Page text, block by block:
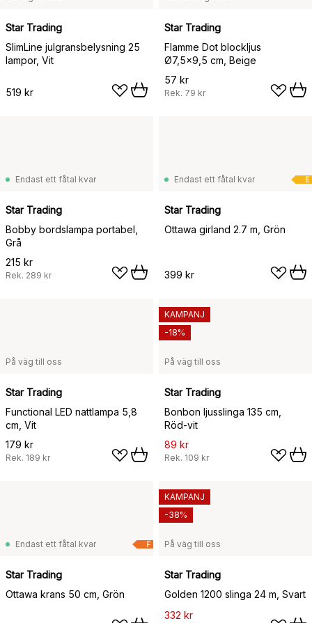
Star Trading
SlimLine julgransbelysning 25
lampor, Vit
519 kr
Star Trading
Flamme Dot blockljus
Ø7,5x9,5 cm, Beige
57 kr
Rek. 79 kr
Endast ett fåtal kvar
Star Trading
Bobby bordslampa portabel,
Grå
215 kr
Rek. 289 kr
E
Endast ett fåtal kvar
Star Trading
Ottawa girland 2.7 m, Grön
399 kr
På väg till oss
Star Trading
Functional LED nattlampa 5,8
cm, Vit
179 kr
Rek. 189 kr
På väg till oss
Star Trading
Bonbon ljusslinga 135 cm,
Röd-vit
89 kr
Rek. 109 kr
KAMPANJ
-18%
F
Endast ett fåtal kvar
Star Trading
Ottawa krans 50 cm, Grön
På väg till oss
Star Trading
Golden 1200 slinga 24 m, Svart
332 kr
KAMPANJ
-38%